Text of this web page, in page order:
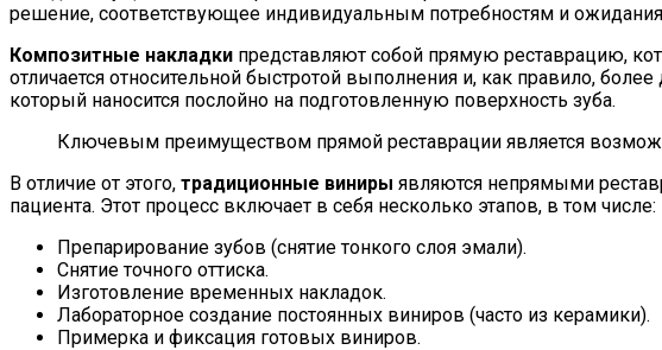
решение, соответствующее индивидуальным потребностям и
Композитные накладки представляют собой прямую реставрацию,
отличается относительной быстротой выполнения и, как правило,
который наносится послойно на подготовленную поверхность зуба.
Ключевым преимуществом прямой реставрации является
В отличие от этого, традиционные виниры являются непрямыми
пациента. Этот процесс включает в себя несколько этапов, в том числе:
Препарирование зубов (снятие тонкого слоя эмали).
Снятие точного оттиска.
Изготовление временных накладок.
Лабораторное создание постоянных виниров (часто из керамики).
Примерка и фиксация готовых виниров.